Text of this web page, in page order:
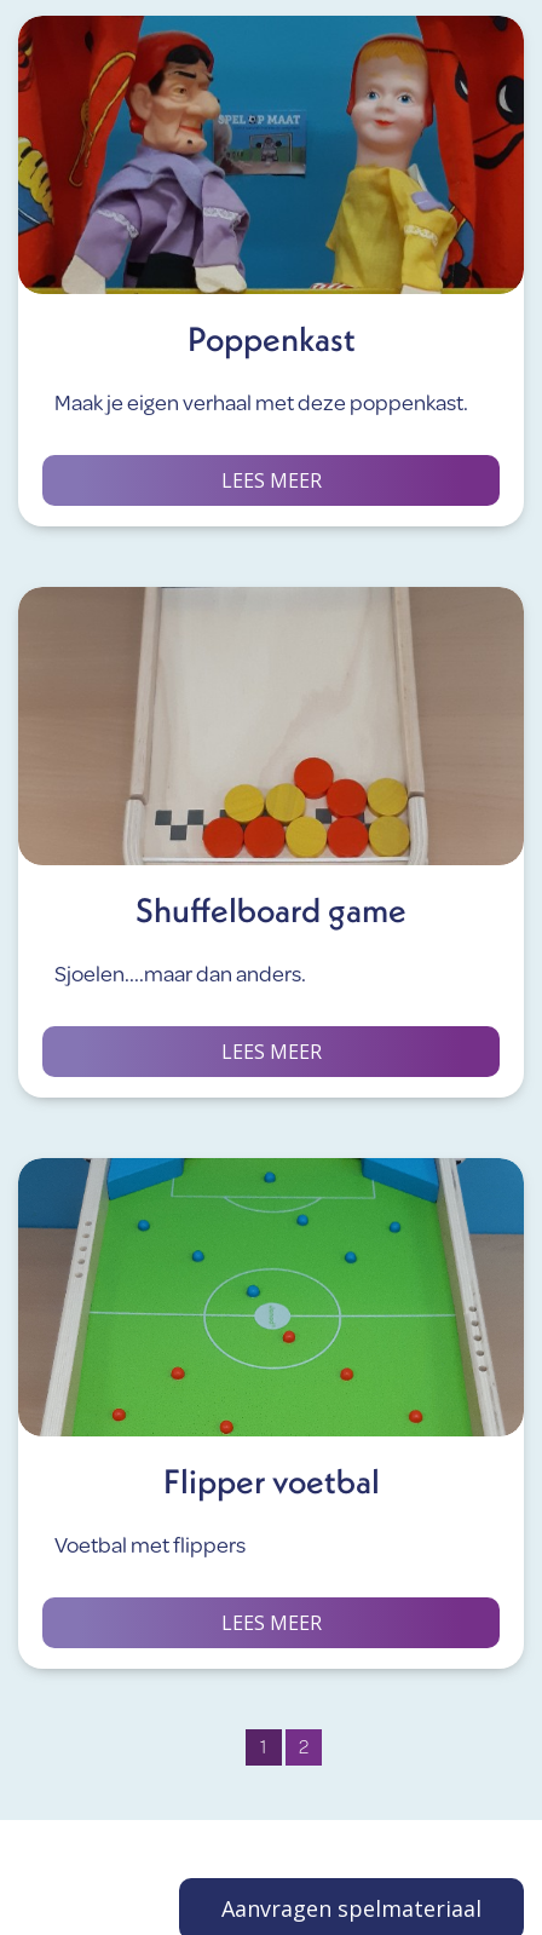
Poppenkast
Maak je eigen verhaal met deze poppenkast.
LEES MEER
Shuffelboard game
Sjoelen....maar dan anders.
LEES MEER
Flipper voetbal
Voetbal met flippers
LEES MEER
1 2
Aanvragen spelmateriaal